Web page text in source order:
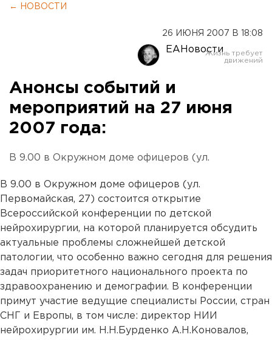
← НОВОСТИ
26 ИЮНЯ 2007 В 18:08
ЕАНовости
Анонсы событий и
мероприятий на 27 июня
2007 года:
В 9.00 в Окружном доме офицеров (ул.
В 9.00 в Окружном доме офицеров (ул.
Первомайская, 27) состоится открытие
Всероссийской конференции по детской
нейрохирургии, на которой планируется обсудить
актуальные проблемы сложнейшей детской
патологии, что особенно важно сегодня для решения
задач приоритетного национального проекта по
здравоохранению и демографии. В конференции
примут участие ведущие специалисты России, стран
СНГ и Европы, в том числе: директор НИИ
нейрохирургии им. Н.Н.Бурденко А.Н.Коновалов,